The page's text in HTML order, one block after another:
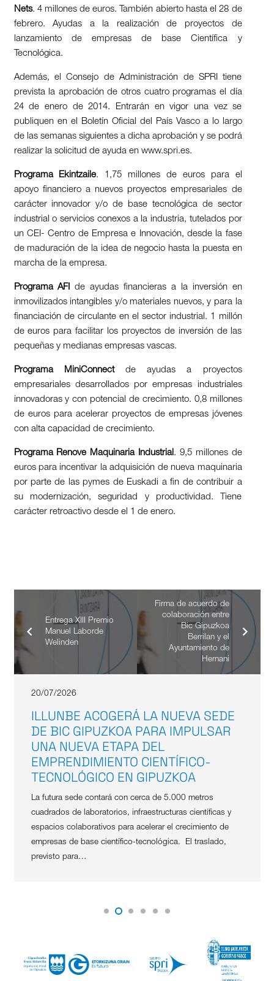
Nets. 4 millones de euros. También abierto hasta el 28 de
febrero. Ayudas a la realización de proyectos de
lanzamiento de empresas de base Científica y
Tecnológica.
Además, el Consejo de Administración de SPRI tiene
prevista la aprobación de otros cuatro programas el día
24 de enero de 2014. Entrarán en vigor una vez se
publiquen en el Boletín Oficial del País Vasco a lo largo
de las semanas siguientes a dicha aprobación y se podrá
realizar la solicitud de ayuda en www.spri.es.
Programa Ekintzaile. 1,75 millones de euros para el
apoyo financiero a nuevos proyectos empresariales de
carácter innovador y/o de base tecnológica de sector
industrial o servicios conexos a la industria, tutelados por
un CEI- Centro de Empresa e Innovación, desde la fase
de maduración de la idea de negocio hasta la puesta en
marcha de la empresa.
Programa AFI
de ayudas financieras a la inversión en
inmovilizados intangibles y/o materiales nuevos, y para la
financiación de circulante en el sector industrial. 1 millón
de euros para facilitar los proyectos de inversión de las
pequeñas y medianas empresas vascas.
Programa MiniConnectde ayudas a proyectos
empresariales desarrollados por empresas industriales
innovadoras y con potencial de crecimiento. 0,8 millones
de euros para acelerar proyectos de empresas jóvenes
con alta capacidad de crecimiento.
Programa Renove Maquinaria Industrial . 9,5 millones de
euros para incentivar la adquisición de nueva maquinaria
por parte de las pymes de Euskadi a fin de contribuir a
su modernización, seguridad y productividad. Tiene
carácter retroactivo desde el 1 de enero.
Entrega XIII Premio
Manuel Laborde
Welinden
Firma de acuerdo de
colaboración entre
Bic Gipuzkoa
Berrilan y el
Ayuntamiento de
Hernani
20/07/2026
ILLUNBE ACOGERÁ LA NUEVA SEDE
DE BIC GIPUZKOA PARA IMPULSAR
UNA NUEVA ETAPA DEL
EMPRENDIMIENTO CIENTÍFICO-
TECNOLÓGICO EN GIPUZKOA
La futura sede contará con cerca de 5.000 metros
cuadrados de laboratorios, infraestructuras científicas y
espacios colaborativos para acelerar el crecimiento de
empresas de base científico-tecnológica. El traslado,
previsto para…